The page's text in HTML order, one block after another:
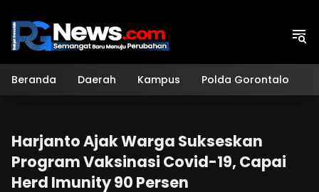
konten
Beranda Daerah Kampus Polda Gorontalo
Harjanto Ajak Warga Sukseskan
Program Vaksinasi Covid-19, Capai
Herd Imunity 90 Persen